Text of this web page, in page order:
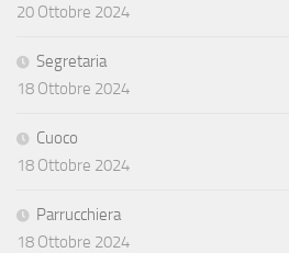
20 Ottobre 2024
Segretaria
18 Ottobre 2024
Cuoco
18 Ottobre 2024
Parrucchiera
18 Ottobre 2024